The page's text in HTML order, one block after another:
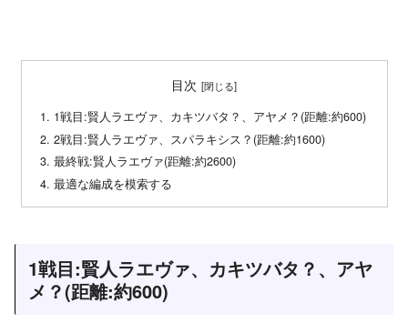
目次
1戦目:賢人ラエヴァ、カキツバタ？、アヤメ？(距離:約600)
2戦目:賢人ラエヴァ、スパラキシス？(距離:約1600)
最終戦:賢人ラエヴァ(距離:約2600)
最適な編成を模索する
1戦目:賢人ラエヴァ、カキツバタ？、アヤ
メ？(距離:約600)